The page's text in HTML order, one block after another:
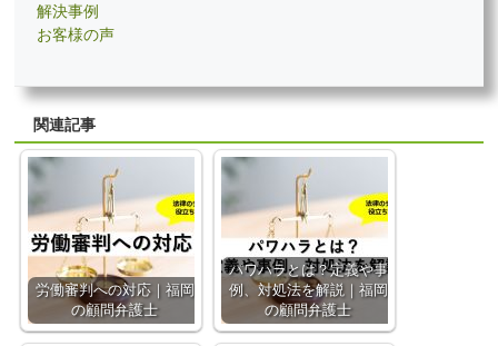
解決事例
お客様の声
関連記事
労働審判への対応｜福岡
の顧問弁護士
パワハラとは？定義や事
例、対処法を解説｜福岡
の顧問弁護士